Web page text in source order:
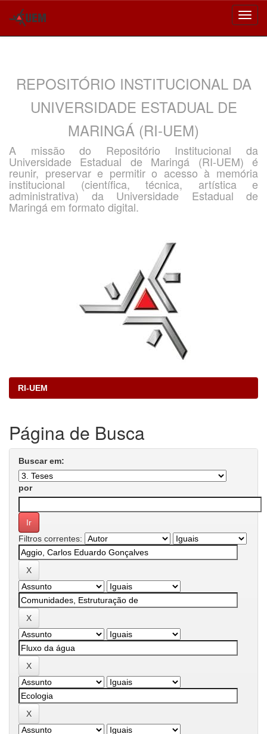
REPOSITÓRIO INSTITUCIONAL DA
UNIVERSIDADE ESTADUAL DE
MARINGÁ (RI-UEM)
A missão do Repositório Institucional da
Universidade Estadual de Maringá (RI-UEM) é
reunir, preservar e permitir o acesso à memória
institucional (científica, técnica, artística e
administrativa) da Universidade Estadual de
Maringá em formato digital.
RI-UEM
Página de Busca
Buscar em:
por
Filtros correntes: